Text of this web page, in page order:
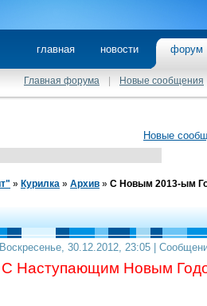
главная новости
Главная форума Новые сообщения
Новые
» Курилка » Архив » С Новым 2013-ым
Воскресенье, 30.12.2012, 23:05 |
С Наступающим Новым